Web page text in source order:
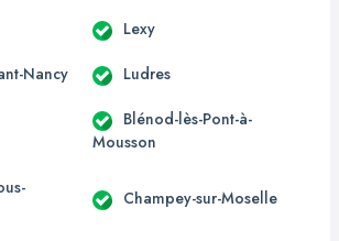
Lexy
Nancy Ludres
Blénod-lès-Pont-à-
Mousson
Champey-sur-Moselle